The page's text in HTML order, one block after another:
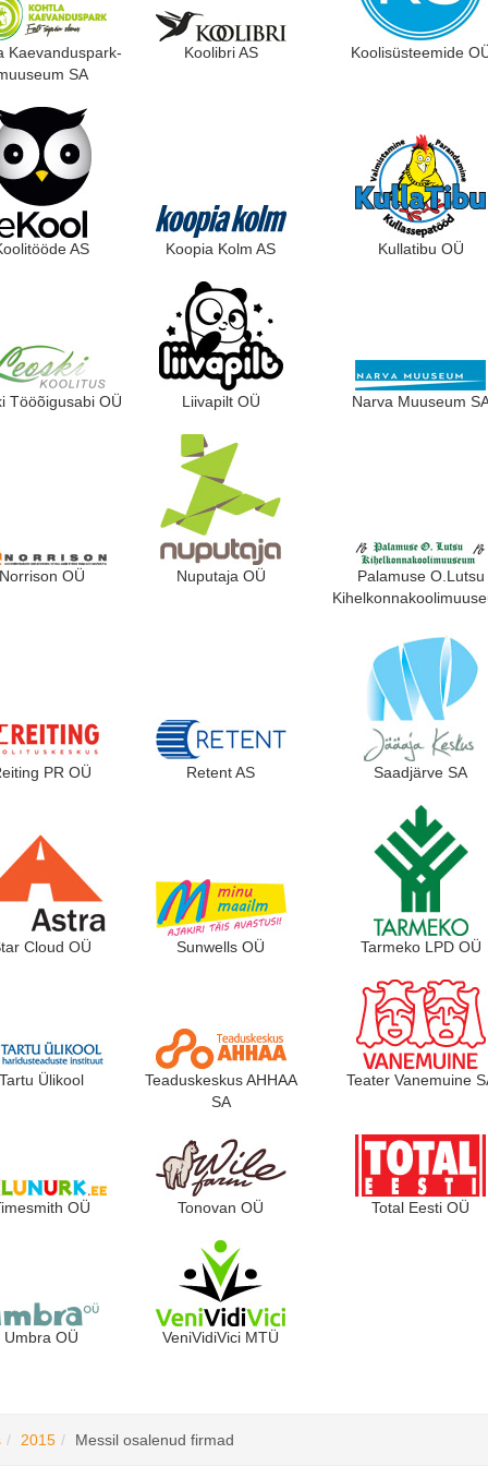
Kaevanduspark-
SA
Koolibri AS Koolisüsteemide
AS Koopia Kolm AS Kullatibu OÜ
Tööõigusabi OÜ Liivapilt OÜ Narva Muuseum
OÜ Nuputaja OÜ
Palamuse O.Lutsu
PR OÜ Retent AS Saadjärve SA
Cloud OÜ Sunwells OÜ Tarmeko LPD OÜ
Tartu Ülikool
Teaduskeskus AHHAA
SA
Teater Vanemuine
OÜ Tonovan OÜ Total Eesti OÜ
Umbra OÜ VeniVidiVici MTÜ
2015 Messil osalenud firmad